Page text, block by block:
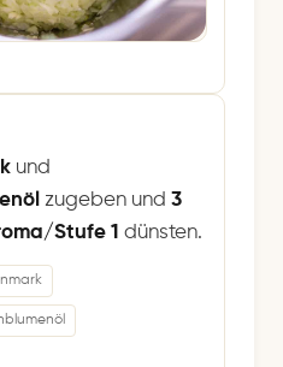
und
zugeben und 3
Stufe 1 dünsten.